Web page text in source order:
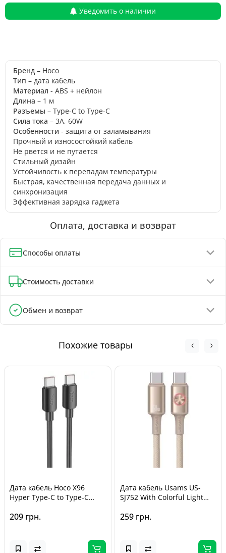
Уведомить о наличии
Бренд – Hoco
Тип – дата кабель
Материал - ABS + нейлон
Длина – 1 м
Разъемы – Type-C to Type-C
Сила тока – 3А, 60W
Особенности - защита от заламывания
Прочный и износостойкий кабель
Не рвется и не путается
Стильный дизайн
Устойчивость к перепадам температуры
Быстрая, качественная передача данных и
синхронизация
Эффективная зарядка гаджета
Оплата, доставка и возврат
Способы оплаты
Оплата при получении (до 130 грн - полная предоплата)
Онлайн-оплата картой, GPay, ApplePay
Стоимость доставки
Отделения Новой Почты - от 90 грн
Почтоматы Новой Почты - от 100 грн
Обмен и возврат
момента покупки, в соответствии с Законом Украины «О
защите прав потребителей».
Похожие товары
Дата кабель Hoco X96
Hyper Type-C to Type-C
209 грн.
Дата кабель Usams US-
SJ752 With Colorful Light
60W (1.2m) Desert Titanium
259 грн.